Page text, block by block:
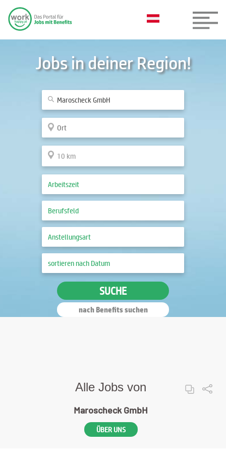
Jobs in deiner Region!
SUCHE
nach Benefits suchen
Alle Jobs von
Maroscheck GmbH
ÜBER UNS